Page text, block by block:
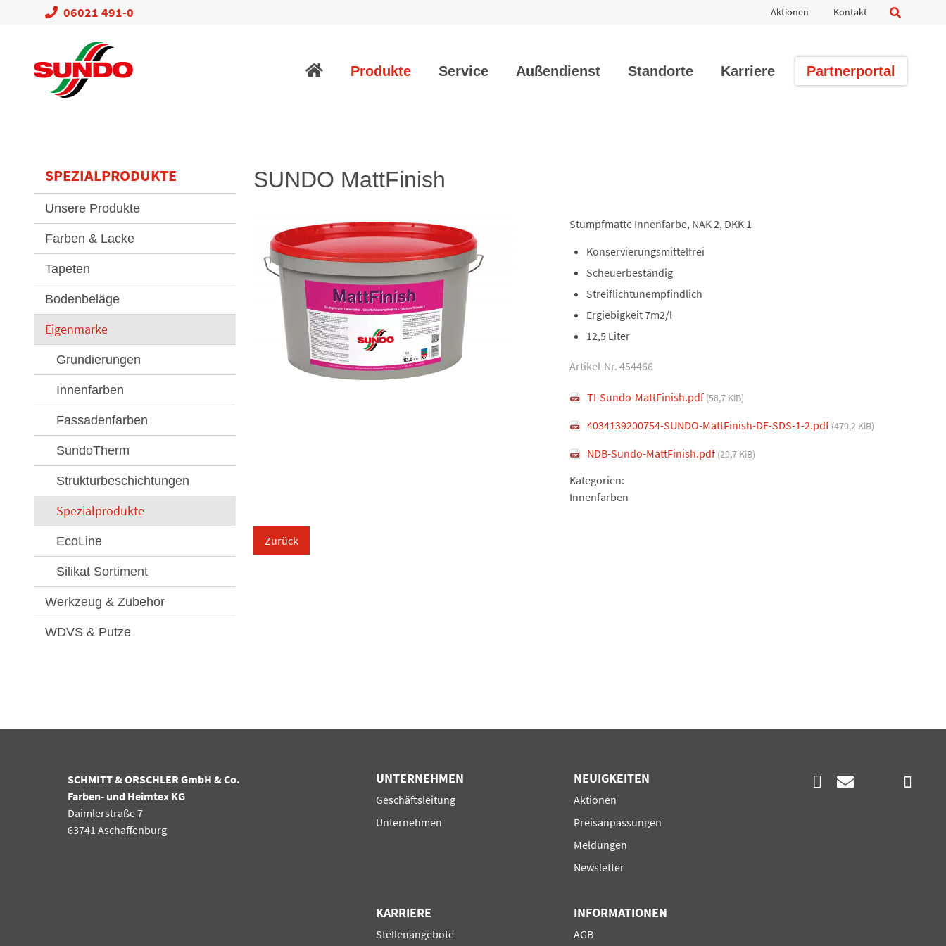
06021 491-0 überspringen
Aktionen Kontakt
überspringen
Produkte Service Außendienst Standorte Karriere Partnerportal
SUNDO MattFinish
Stumpfmatte Innenfarbe, NAK 2, DKK 1
Konservierungsmittelfrei
Scheuerbeständig
Streiflichtunempfindlich
Ergiebigkeit 7m2/l
12,5 Liter
Artikel-Nr. 454466
TI-Sundo-MattFinish.pdf (58,7 KiB)
4034139200754-SUNDO-MattFinish-DE-SDS-1-2.pdf (470,2 KiB)
NDB-Sundo-MattFinish.pdf (29,7 KiB)
Kategorien:
Innenfarben
Zurück
SPEZIALPRODUKTE
Navigation
überspringen
Unsere Produkte
Farben & Lacke
Tapeten
Bodenbeläge
Eigenmarke
Grundierungen
Innenfarben
Fassadenfarben
SundoTherm
Strukturbeschichtungen
Spezialprodukte
EcoLine
Silikat Sortiment
Werkzeug & Zubehör
WDVS & Putze
SCHMITT & ORSCHLER GmbH & Co.
Farben- und Heimtex KG
Daimlerstraße 7
63741 Aschaffenburg
UNTERNEHMEN
Navigation
Geschäftsleitung
Unternehmen
NEUIGKEITEN
Navigation
Aktionen
Preisanpassungen
Meldungen
Newsletter
KARRIERE
Navigation
Stellenangebote
INFORMATIONEN
Navigation
AGB